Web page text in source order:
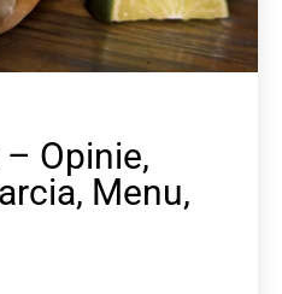
– Opinie,
Menu,